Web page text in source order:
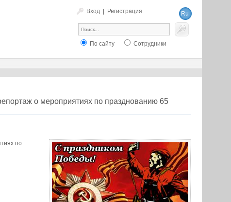
Вход Регистрация
Ru
En
По сайту Сотрудники
о мероприятиях по празднованию 65
по